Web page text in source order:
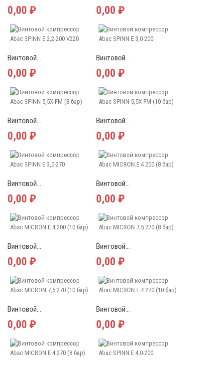
0,00 ₽ 0,00 ₽
Винтовой...
0,00 ₽
Винтовой...
0,00 ₽
Винтовой...
0,00 ₽
Винтовой...
0,00 ₽
Винтовой...
0,00 ₽
Винтовой...
0,00 ₽
Винтовой...
0,00 ₽
Винтовой...
0,00 ₽
Винтовой...
0,00 ₽
Винтовой...
0,00 ₽